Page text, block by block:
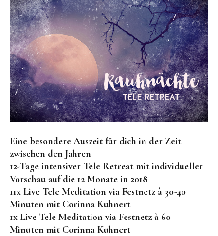
Eine besondere Auszeit für dich in der Zeit
zwischen den Jahren
12-Tage intensiver Tele Retreat mit individueller
Vorschau auf die 12 Monate in 2018
11x Live Tele Meditation via Festnetz à 30-40
Minuten mit Corinna Kuhnert
1x Live Tele Meditation via Festnetz à 60
Minuten mit Corinna Kuhnert